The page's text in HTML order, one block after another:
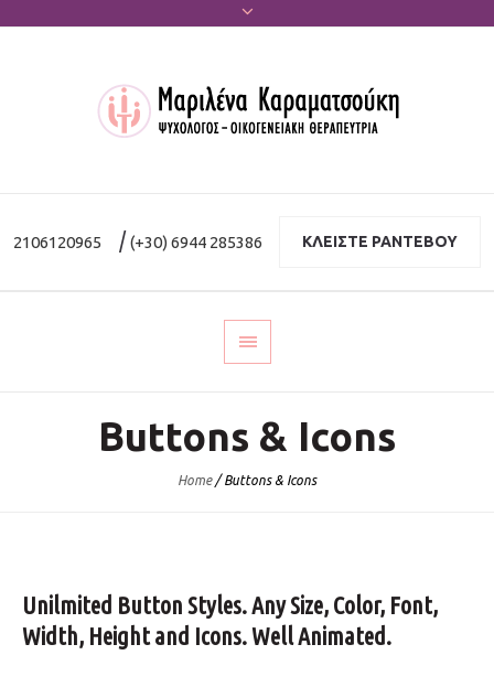
2106120965 |(+30) 6944 285386 ΚΛΕΙΣΤΕ ΡΑΝΤΕΒΟΥ
Buttons & Icons
Home /Buttons & Icons
Unilmited Button Styles. Any Size, Color, Font,
Width, Height and Icons. Well Animated.